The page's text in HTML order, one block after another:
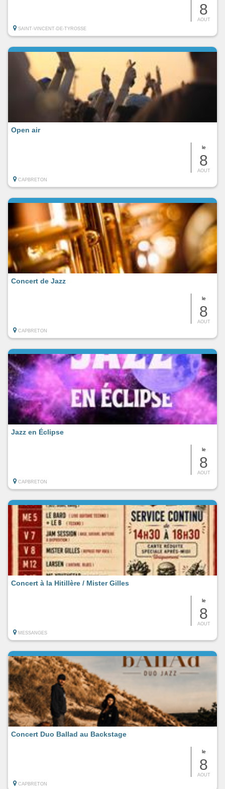
8
AOUT
SAINT-VINCENT-DE-TYROSSE
le
8
AOUT
Open air
CAPBRETON
le
8
AOUT
Concert de Jazz
CAPBRETON
le
8
AOUT
Jazz en Éclipse
CAPBRETON
le
8
AOUT
Concert à la Hitillère / Mister Gilles
MESSANGES
le
8
AOUT
Concert Duo Ballad au Backstage
CAPBRETON